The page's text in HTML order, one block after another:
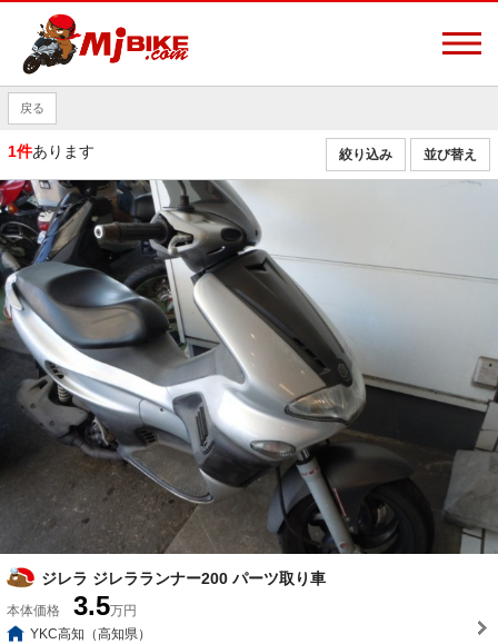
戻る
1件あります 並び替え
絞り込み
ジレラ ジレラランナー200 パーツ取り車
本体価格 3.5万円
YKC高知（高知県）